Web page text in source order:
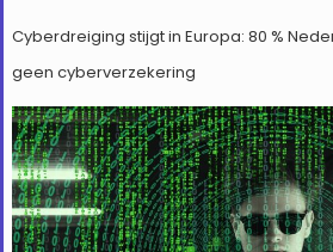
Cyberdreiging stijgt in Europa: 80 %
geen cyberverzekering